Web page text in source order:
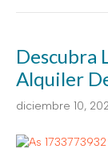
Descubra
Alquiler
diciembre 10,